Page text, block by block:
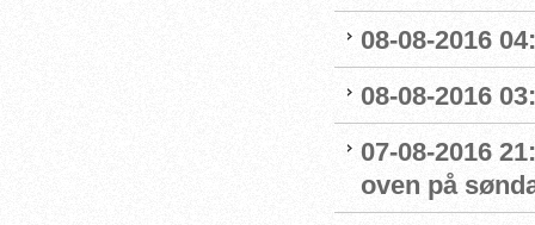
08-08-2016
08-08-2016
07-08-2016
oven på